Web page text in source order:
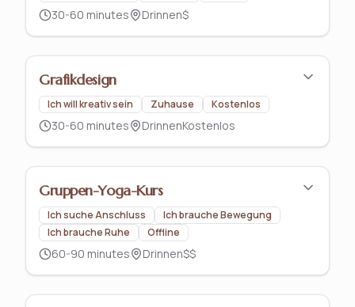
30-60 minutes Drinnen$
Grafikdesign
Ich will kreativ sein Zuhause Kostenlos
30-60 minutes DrinnenKostenlos
Gruppen-Yoga-Kurs
Ich suche Anschluss
Ich brauche Bewegung
Ich brauche Ruhe
Offline
60-90 minutes Drinnen$$